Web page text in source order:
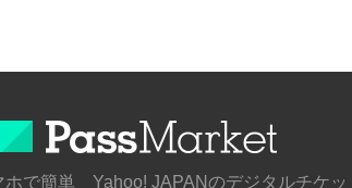
ホで簡単 Yahoo! JAPANのデジタルチケッ